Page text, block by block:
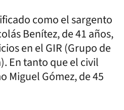
como el sargento
Benítez, de 41 años,
en el GIR (Grupo de
En tanto que el civil
Miguel Gómez, de 45